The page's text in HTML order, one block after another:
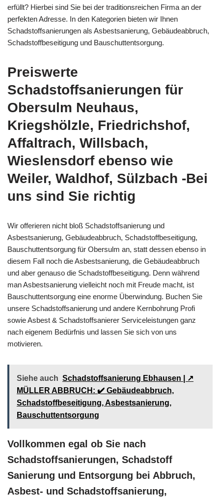
erfüllt? Hierbei sind Sie bei der traditionsreichen Firma an der
perfekten Adresse. In den Kategorien bieten wir Ihnen
Schadstoffsanierungen als Asbestsanierung, Gebäudeabbruch,
Schadstoffbeseitigung und Bauschuttentsorgung.
Preiswerte
Schadstoffsanierungen für
Obersulm Neuhaus,
Kriegshölzle, Friedrichshof,
Affaltrach, Willsbach,
Wieslensdorf ebenso wie
Weiler, Waldhof, Sülzbach -Bei
uns sind Sie richtig
Wir offerieren nicht bloß Schadstoffsanierung und
Asbestsanierung, Gebäudeabbruch, Schadstoffbeseitigung,
Bauschuttentsorgung für Obersulm an, statt dessen ebenso in
diesem Fall noch die Asbestsanierung, die Gebäudeabbruch
und aber genauso die Schadstoffbeseitigung. Denn während
man Asbestsanierung vielleicht noch mit Freude macht, ist
Bauschuttentsorgung eine enorme Überwindung. Buchen Sie
unsere Schadstoffsanierung und andere Kernbohrung Profi
sowie Asbest & Schadstoffsanierer Serviceleistungen ganz
nach eigenem Bedürfnis und lassen Sie sich von uns
motivieren.
Siehe auch Schadstoffsanierung Ebhausen | ↗️
MÜLLER ABBRUCH: ✔️ Gebäudeabbruch,
Schadstoffbeseitigung, Asbestsanierung,
Bauschuttentsorgung
Vollkommen egal ob Sie nach
Schadstoffsanierungen, Schadstoff
Sanierung und Entsorgung bei Abbruch,
Asbest- und Schadstoffsanierung,